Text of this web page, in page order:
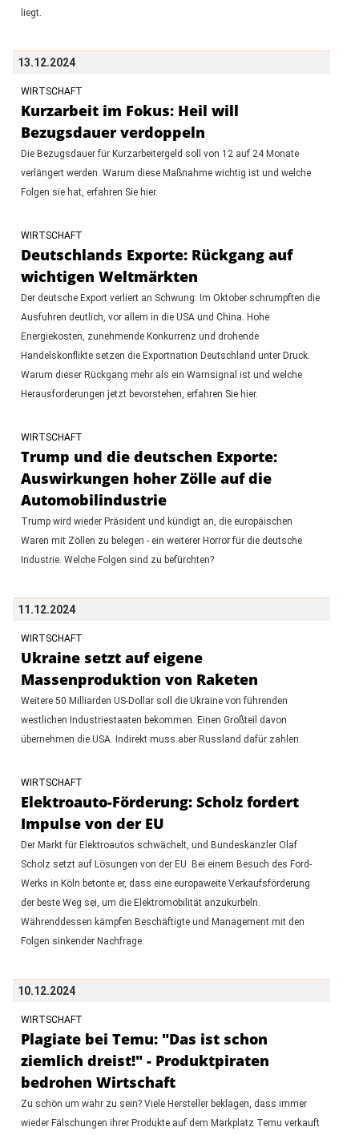
liegt.
13.12.2024
WIRTSCHAFT
Kurzarbeit im Fokus: Heil will
Bezugsdauer verdoppeln
Die Bezugsdauer für Kurzarbeitergeld soll von 12 auf 24 Monate
verlängert werden. Warum diese Maßnahme wichtig ist und welche
Folgen sie hat, erfahren Sie hier.
WIRTSCHAFT
Deutschlands Exporte: Rückgang auf
wichtigen Weltmärkten
Der deutsche Export verliert an Schwung: Im Oktober schrumpften die
Ausfuhren deutlich, vor allem in die USA und China. Hohe
Energiekosten, zunehmende Konkurrenz und drohende
Handelskonflikte setzen die Exportnation Deutschland unter Druck.
Warum dieser Rückgang mehr als ein Warnsignal ist und welche
Herausforderungen jetzt bevorstehen, erfahren Sie hier.
WIRTSCHAFT
Trump und die deutschen Exporte:
Auswirkungen hoher Zölle auf die
Automobilindustrie
Trump wird wieder Präsident und kündigt an, die europäischen
Waren mit Zöllen zu belegen - ein weiterer Horror für die deutsche
Industrie. Welche Folgen sind zu befürchten?
11.12.2024
WIRTSCHAFT
Ukraine setzt auf eigene
Massenproduktion von Raketen
Weitere 50 Milliarden US-Dollar soll die Ukraine von führenden
westlichen Industriestaaten bekommen. Einen Großteil davon
übernehmen die USA. Indirekt muss aber Russland dafür zahlen.
WIRTSCHAFT
Elektroauto-Förderung: Scholz fordert
Impulse von der EU
Der Markt für Elektroautos schwächelt, und Bundeskanzler Olaf
Scholz setzt auf Lösungen von der EU. Bei einem Besuch des Ford-
Werks in Köln betonte er, dass eine europaweite Verkaufsförderung
der beste Weg sei, um die Elektromobilität anzukurbeln.
Währenddessen kämpfen Beschäftigte und Management mit den
Folgen sinkender Nachfrage.
10.12.2024
WIRTSCHAFT
Plagiate bei Temu: "Das ist schon
ziemlich dreist!" - Produktpiraten
bedrohen Wirtschaft
Zu schön um wahr zu sein? Viele Hersteller beklagen, dass immer
wieder Fälschungen ihrer Produkte auf dem Markplatz Temu verkauft